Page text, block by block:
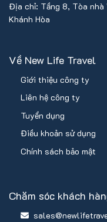
Địa chỉ: Tầng 8, Tòa nhà
Khánh Hòa
Về New Life Travel
Giới thiệu công ty
Liên hệ công ty
Tuyển dụng
Điều khoản sử dụng
Chính sách bảo mật
Chăm sóc khách